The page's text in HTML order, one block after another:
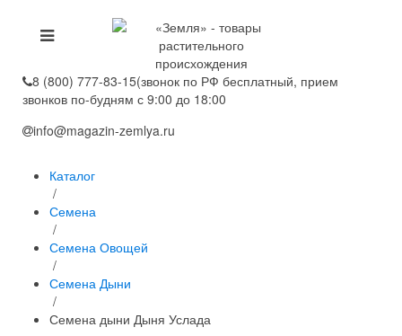
8 (800) 777-83-15(звонок по РФ бесплатный, прием
звонков по-будням с 9:00 до 18:00
info@magazin-zemlya.ru
Каталог
/
Семена
/
Семена Овощей
/
Семена Дыни
/
Семена дыни Дыня Услада